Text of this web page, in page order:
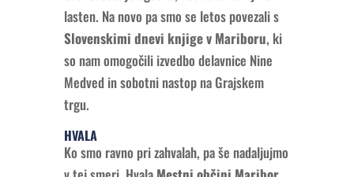
lasten. Na novo pa smo se letos povezali s
Slovenskimi dnevi knjige v Mariboru, ki
so nam omogočili izvedbo delavnice Nine
Medved in sobotni nastop na Grajskem
trgu.
HVALA
Ko smo ravno pri zahvalah, pa še nadaljujmo